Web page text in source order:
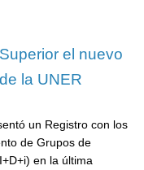
el nuevo
la UNER
un Registro con los
de Grupos de
en la última